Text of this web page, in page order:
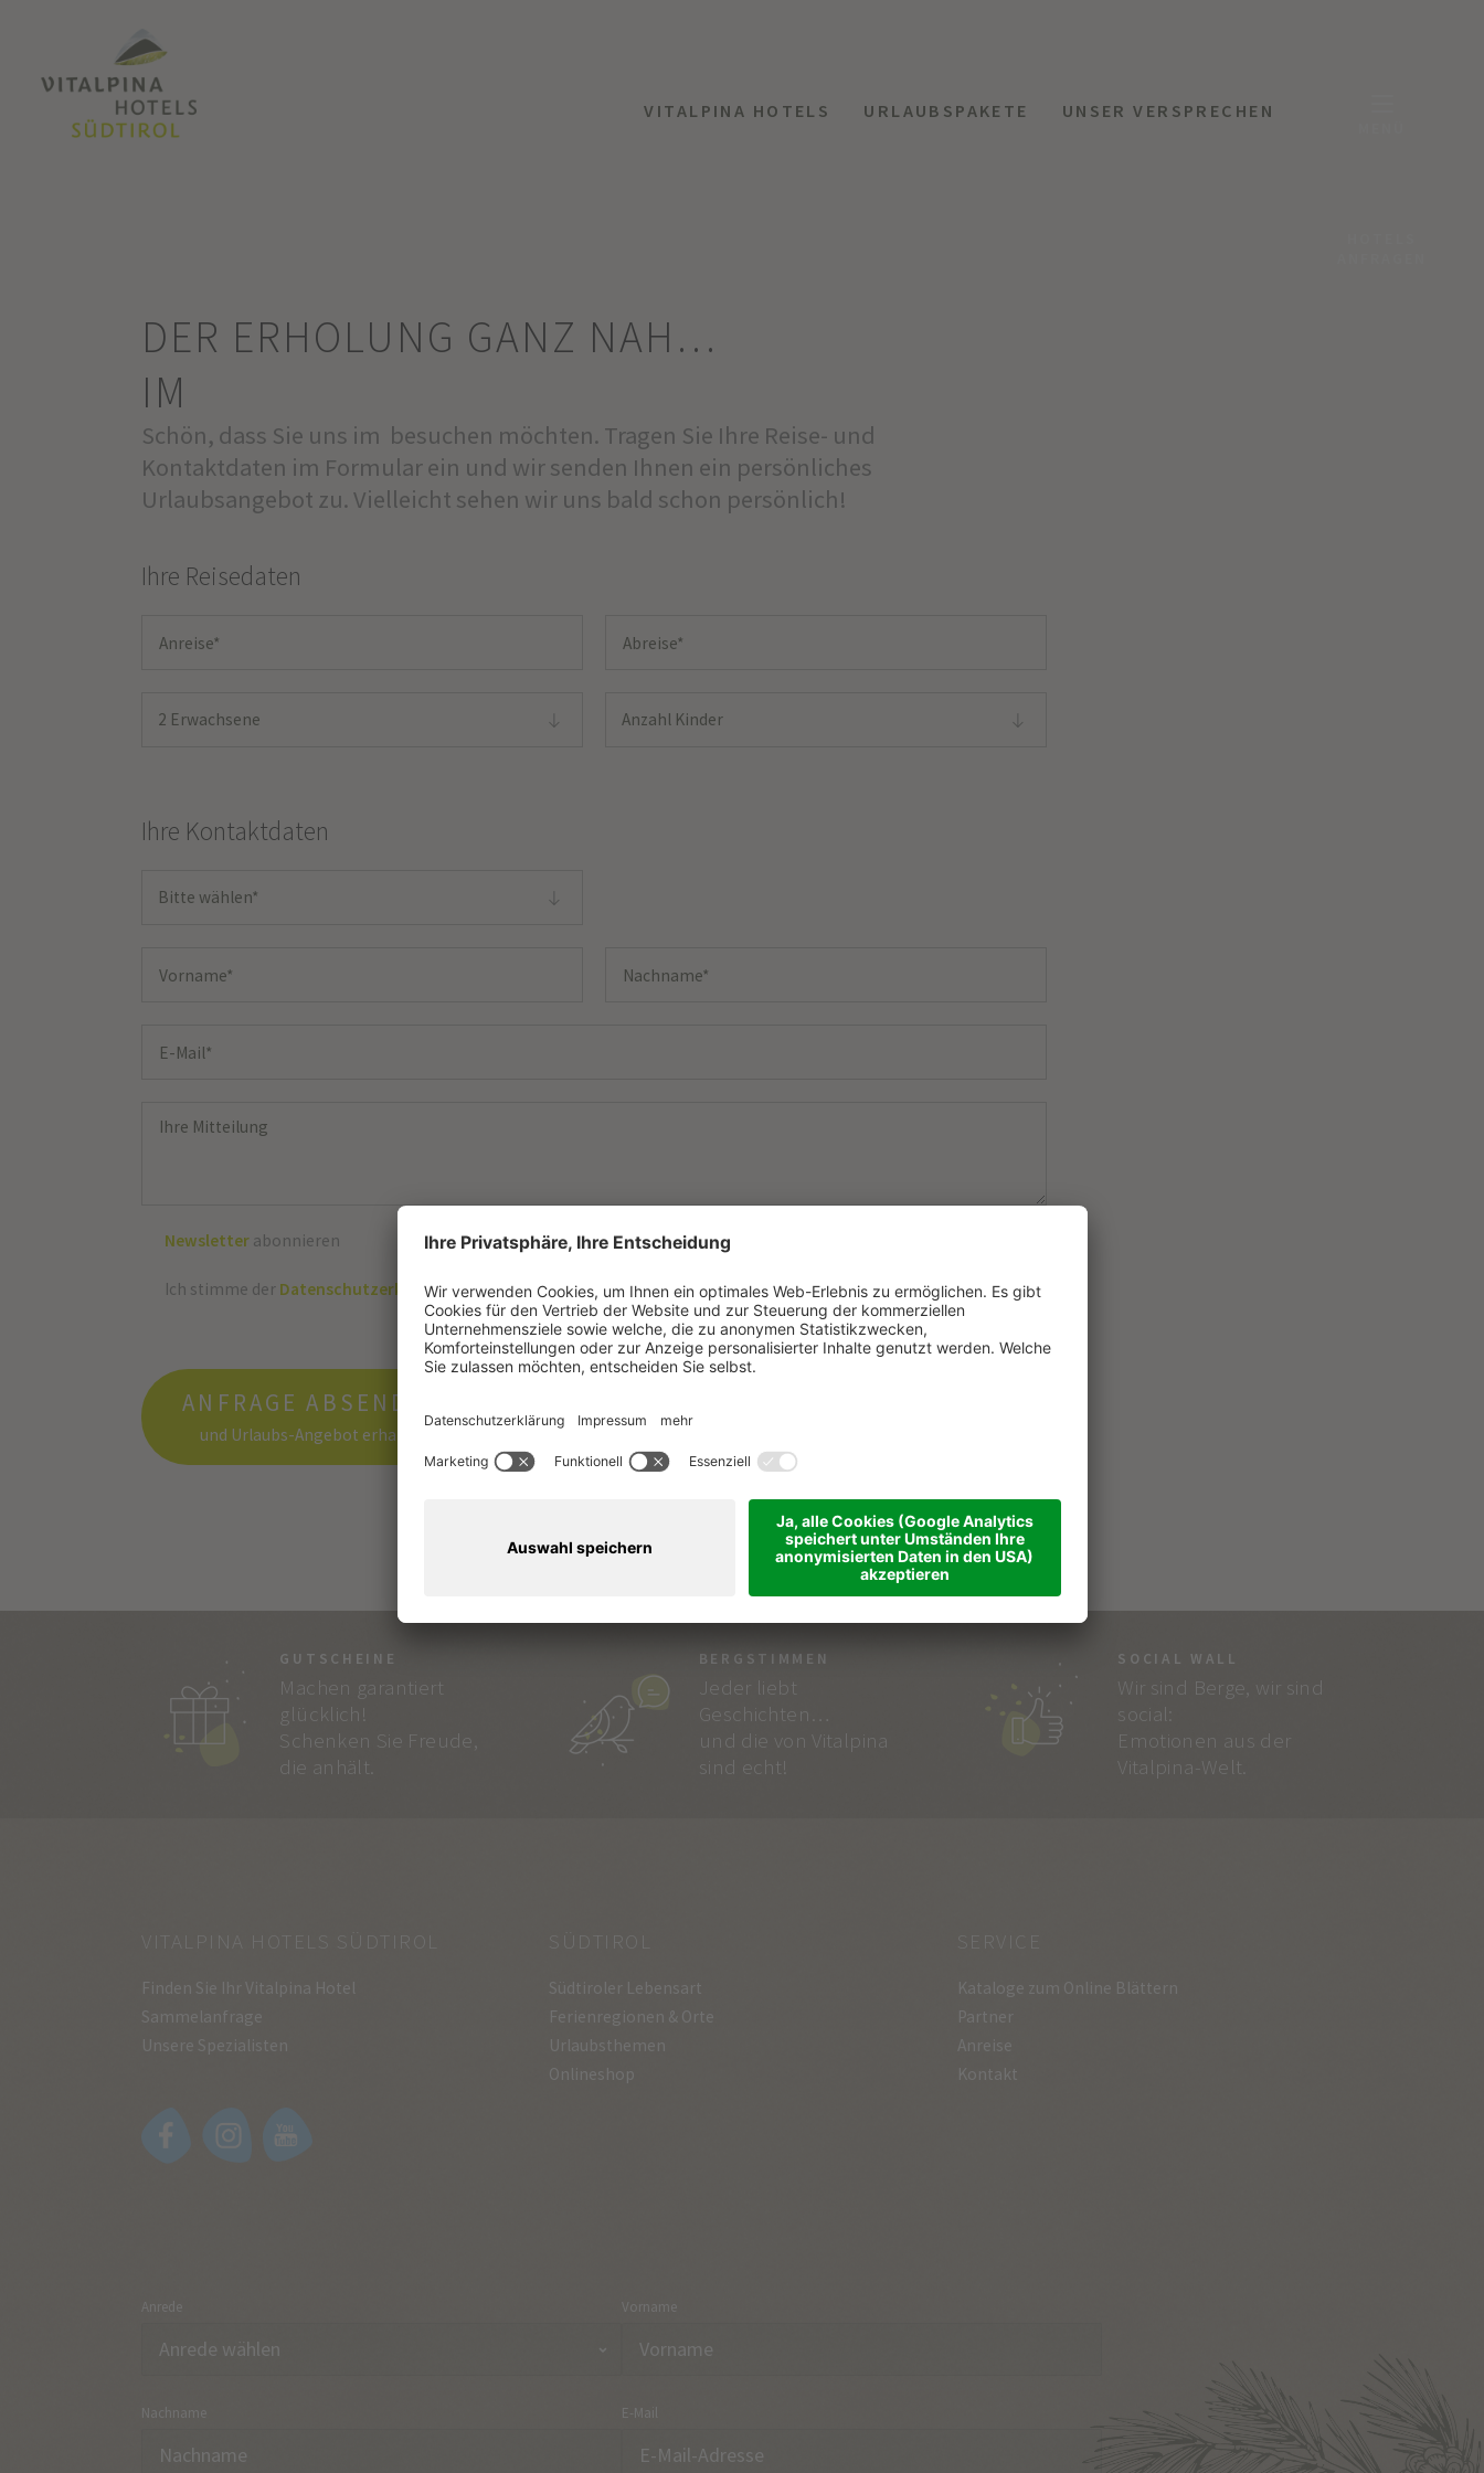
VITALPINA HOTELS URLAUBSPAKETE UNSER VERSPRECHEN
DER ERHOLUNG GANZ NAH…
IM
Schön, dass Sie uns im besuchen möchten. Tragen Sie Ihre Reise- und
Kontaktdaten im Formular ein und wir senden Ihnen ein persönliches
Urlaubsangebot zu. Vielleicht sehen wir uns bald schon persönlich!
Ihre Reisedaten
2 Erwachsene Anzahl Kinder
Ihre Kontaktdaten
Bitte wählen*
Newsletter abonnieren
Ich stimme der Datenschutzerklärungzu
ANFRAGE ABSENDEN
und Urlaubs-Angebot erhalten
GUTSCHEINE
Machen garantiert
glücklich!
Schenken Sie Freude,
die anhält.
BERGSTIMMEN
Jeder liebt
Geschichten…
und die von Vitalpina
sind echt!
SOCIAL WALL
Wir sind Berge, wir sind
social:
Emotionen aus der
Vitalpina-Welt.
VITALPINA HOTELS SÜDTIROL
Finden Sie Ihr Vitalpina Hotel
Sammelanfrage
Unsere Spezialisten
SÜDTIROL
Südtiroler Lebensart
Ferienregionen & Orte
Urlaubsthemen
Onlineshop
SERVICE
Kataloge zum Online Blättern
Partner
Anreise
Kontakt
Anrede Vorname
Nachname E-Mail